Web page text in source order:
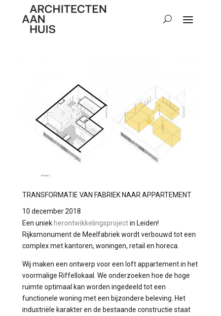
TRANSFORMATIE VAN FABRIEK NAAR APPARTEMENT
10 december 2018
Een uniek herontwikkelingsprojectin Leiden!
Rijksmonument de Meelfabriek wordt verbouwd tot een
complex met kantoren, woningen, retail en horeca.
Wij maken een ontwerp voor een loft appartement in het
voormalige Riffellokaal. We onderzoeken hoe de hoge
ruimte optimaal kan worden ingedeeld tot een
functionele woning met een bijzondere beleving. Het
industriële karakter en de bestaande constructie staat